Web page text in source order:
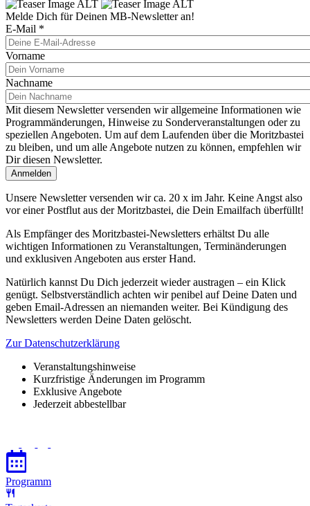
Melde Dich für Deinen MB-Newsletter an!
E-Mail *
Vorname
Nachname
Mit diesem Newsletter versenden wir allgemeine Informationen wie
Programmänderungen, Hinweise zu Sonderveranstaltungen oder zu
speziellen Angeboten. Um auf dem Laufenden über die Moritzbastei
zu bleiben, und um alle Angebote nutzen zu können, empfehlen wir
Dir diesen Newsletter.
Unsere Newsletter versenden wir ca. 20 x im Jahr. Keine Angst also
vor einer Postflut aus der Moritzbastei, die Dein Emailfach überfüllt!
Als Empfänger des Moritzbastei-Newsletters erhältst Du alle
wichtigen Informationen zu Veranstaltungen, Terminänderungen
und exklusiven Angeboten aus erster Hand.
Natürlich kannst Du Dich jederzeit wieder austragen – ein Klick
genügt. Selbstverständlich achten wir penibel auf Deine Daten und
geben Email-Adressen an niemanden weiter. Bei Kündigung des
Newsletters werden Deine Daten gelöscht.
Zur Datenschutzerklärung
Veranstaltungshinweise
Kurzfristige Änderungen im Programm
Exklusive Angebote
Jederzeit abbestellbar
Programm